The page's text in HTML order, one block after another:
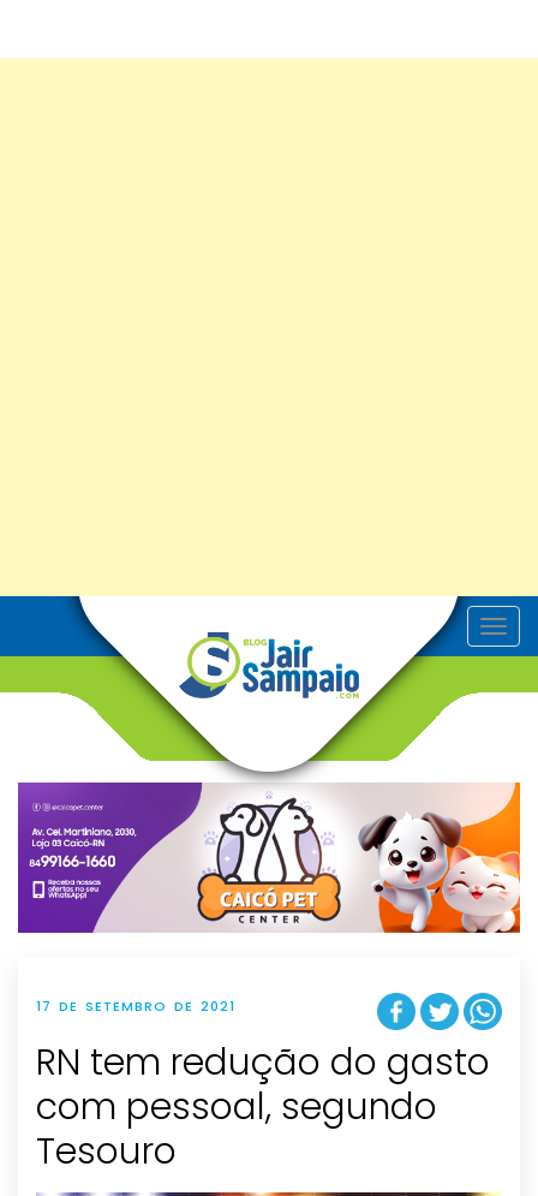
T
o
v
g
t
i
o
n
17 DE SETEMBRO DE 2021
RN tem redução do gasto
com pessoal, segundo
Tesouro